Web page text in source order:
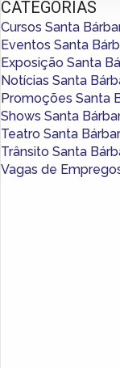
CATEGORIAS
Cursos Santa
Eventos Santa
Exposição Santa
Notícias Santa
Promoções Santa
Shows Santa
Teatro Santa
Trânsito Santa
Vagas de